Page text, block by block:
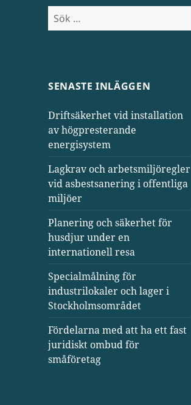
Sök
efter:
SENASTE INLÄGGEN
Driftsäkerhet vid installation
av högpresterande
energisystem
Lagkrav och arbetsmiljöregler
vid asbestsanering i offentliga
miljöer
Planering och säkerhet för
husdjur under en
internationell resa
Specialmålning för
industrilokaler och lager i
Stockholmsområdet
Fördelarna med att ha ett fast
juridiskt ombud för
småföretag